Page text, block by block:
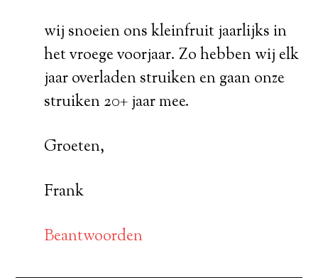
wij snoeien ons kleinfruit jaarlijks in
het vroege voorjaar. Zo hebben wij elk
jaar overladen struiken en gaan onze
struiken 20+ jaar mee.
Groeten,
Frank
Beantwoorden